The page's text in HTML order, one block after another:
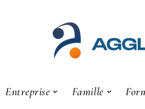
Entreprise Famille